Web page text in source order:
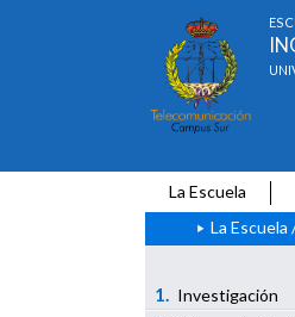
La Escuela
La Escuela
1. Investigación